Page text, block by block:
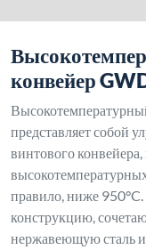
конвейер
представляет собой
винтового
правило, ниже
конструкцию,
нержавеющую сталь и